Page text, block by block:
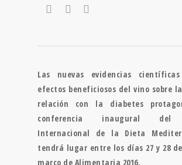
Las nuevas evidencias
efectos beneficiosos del vino sobre
relación con la diabetes
conferencia inaugural del
Internacional de la Dieta
tendrá lugar entre los días 27 y 28
marco de Alimentaria 2016.